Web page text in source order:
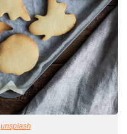
unsplash